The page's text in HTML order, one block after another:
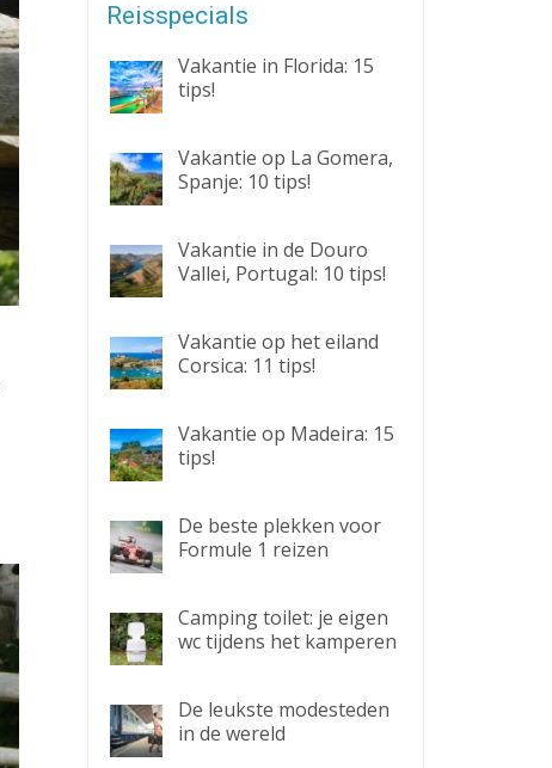
Reisspecials
Vakantie in Florida: 15
tips!
Vakantie op La Gomera,
Spanje: 10 tips!
Vakantie in de Douro
Vallei, Portugal: 10 tips!
Vakantie op het eiland
Corsica: 11 tips!
Vakantie op Madeira: 15
tips!
De beste plekken voor
Formule 1 reizen
Camping toilet: je eigen
wc tijdens het kamperen
De leukste modesteden
in de wereld